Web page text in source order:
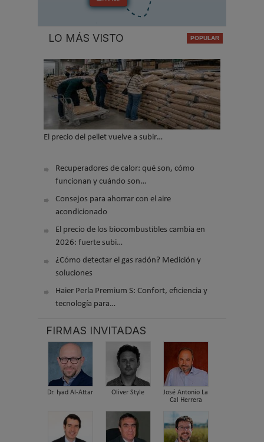
LO MÁS VISTO
El precio del pellet vuelve a subir…
Recuperadores de calor: qué son, cómo
funcionan y cuándo son…
Consejos para ahorrar con el aire
acondicionado
El precio de los biocombustibles cambia en
2026: fuerte subi…
¿Cómo detectar el gas radón? Medición y
soluciones
Haier Perla Premium S: Confort, eficiencia y
tecnología para…
FIRMAS INVITADAS
Dr. Iyad Al-Attar Oliver Style
José Antonio La
Cal Herrera